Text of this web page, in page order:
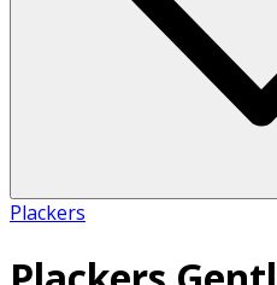
Plackers